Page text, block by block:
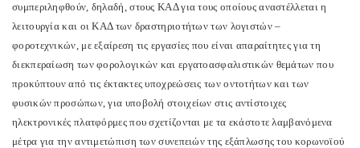
συμπεριληφθούν, δηλαδή, στους ΚΑΔ για τους οποίους αναστέλλεται η
λειτουργία και οι ΚΑΔ των δραστηριοτήτων των λογιστών –
φοροτεχνικών, με εξαίρεση τις εργασίες που είναι απαραίτητες για τη
διεκπεραίωση των φορολογικών και εργατοασφαλιστικών θεμάτων που
προκύπτουν από τις έκτακτες υποχρεώσεις των οντοτήτων και των
φυσικών προσώπων, για υποβολή στοιχείων στις αντίστοιχες
ηλεκτρονικές πλατφόρμες που σχετίζονται με τα εκάστοτε λαμβανόμενα
μέτρα για την αντιμετώπιση των συνεπειών της εξάπλωσης του κορωνοϊού